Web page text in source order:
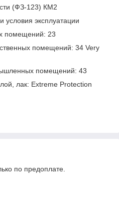
(ФЗ-123) КМ2
условия эксплуатации
помещений: 23
помещений: 34 Very
помещений: 43
лак: Extreme Protection
по предоплате.